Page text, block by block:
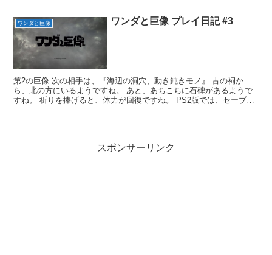
ワンダと巨像 ワンダと巨像 プレイ日記 #3
第2の巨像 次の相手は、『海辺の洞穴、動き鈍きモノ』 古の祠か
ら、北の方にいるようですね。 あと、あちこちに石碑があるようで
すね。 祈りを捧げると、体力が回復ですね。 PS2版では、セーブポ
スポンサーリンク